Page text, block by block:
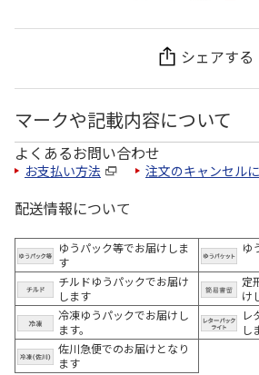
シェアする
マークや記載内容について
よくあるお問い合わせ
お支払い方法 注文のキャンセル
配送情報について
ゆうパック等でお届けしま
す
ゆ
チルドゆうパックでお届け
します
定
け
冷凍ゆうパックでお届けし
ます。
レ
し
佐川急便でのお届けとなり
ます